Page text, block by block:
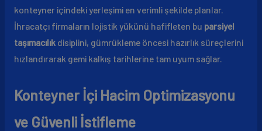
konteyner içindeki yerleşimi en verimli şekilde planlar.
İhracatçı firmaların lojistik yükünü hafifleten bu parsiyel
taşımacılıkdisiplini, gümrükleme öncesi hazırlık süreçlerini
hızlandırarak gemi kalkış tarihlerine tam uyum sağlar.
Konteyner İçi Hacim Optimizasyonu
ve Güvenli İstifleme